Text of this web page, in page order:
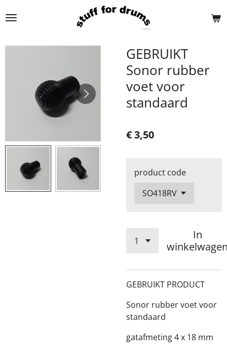
direct
de
GEBRUIKT
Sonor rubber
voet voor
standaard
€ 3,50
product code
In
GEBRUIKT PRODUCT
Sonor rubber voet voor
standaard
gatafmeting 4 x 18 mm